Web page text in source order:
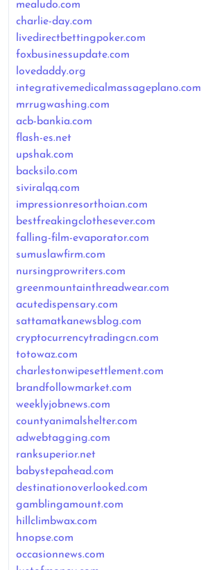
mealudo.com
charlie-day.com
livedirectbettingpoker.com
foxbusinessupdate.com
lovedaddy.org
integrativemedicalmassageplano.com
mrrugwashing.com
acb-bankia.com
flash-es.net
upshak.com
backsilo.com
siviralqq.com
impressionresorthoian.com
bestfreakingclothesever.com
falling-film-evaporator.com
sumuslawfirm.com
nursingprowriters.com
greenmountainthreadwear.com
acutedispensary.com
sattamatkanewsblog.com
cryptocurrencytradingcn.com
totowaz.com
charlestonwipesettlement.com
brandfollowmarket.com
weeklyjobnews.com
countyanimalshelter.com
adwebtagging.com
ranksuperior.net
babystepahead.com
destinationoverlooked.com
gamblingamount.com
hillclimbwax.com
hnopse.com
occasionnews.com